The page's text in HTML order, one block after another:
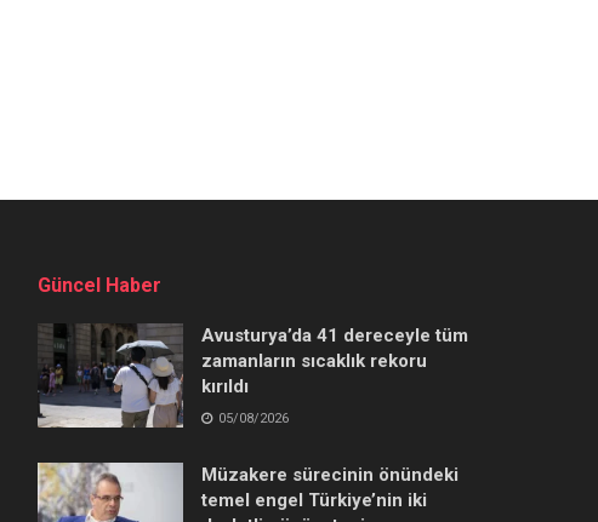
Güncel Haber
Avusturya’da 41 dereceyle tüm
zamanların sıcaklık rekoru
kırıldı
05/08/2026
Müzakere sürecinin önündeki
temel engel Türkiye’nin iki